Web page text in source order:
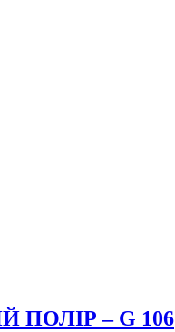
ПОЛІР – G 106